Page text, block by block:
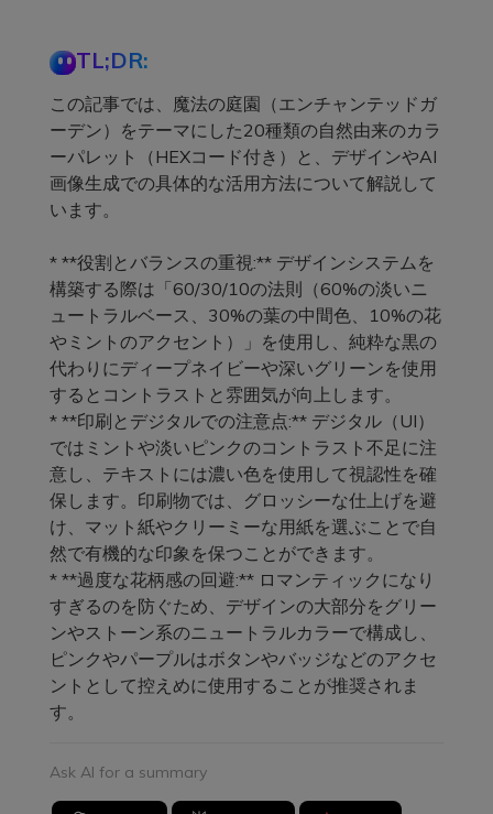
TL;DR:
この記事では、魔法の庭園（エンチャンテッドガ
ーデン）をテーマにした20種類の自然由来のカラ
ーパレット（HEXコード付き）と、デザインやAI
画像生成での具体的な活用方法について解説して
います。
* **役割とバランスの重視:** デザインシステムを
構築する際は「60/30/10の法則（60%の淡いニ
ュートラルベース、30%の葉の中間色、10%の花
やミントのアクセント）」を使用し、純粋な黒の
代わりにディープネイビーや深いグリーンを使用
するとコントラストと雰囲気が向上します。
* **印刷とデジタルでの注意点:** デジタル（UI）
ではミントや淡いピンクのコントラスト不足に注
意し、テキストには濃い色を使用して視認性を確
保します。印刷物では、グロッシーな仕上げを避
け、マット紙やクリーミーな用紙を選ぶことで自
然で有機的な印象を保つことができます。
* **過度な花柄感の回避:** ロマンティックになり
すぎるのを防ぐため、デザインの大部分をグリー
ンやストーン系のニュートラルカラーで構成し、
ピンクやパープルはボタンやバッジなどのアクセ
ントとして控えめに使用することが推奨されま
す。
Ask AI for a summary